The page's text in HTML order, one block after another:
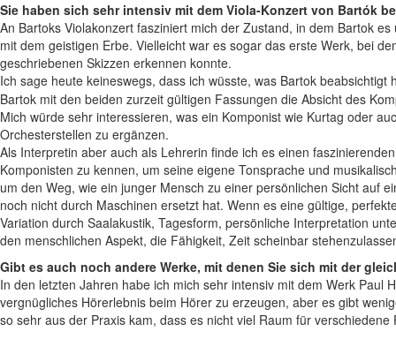
Sie haben sich sehr intensiv mit dem Viola-Konzert von Bartók
An Bartoks Violakonzert fasziniert mich der Zustand, in dem Bartok
mit dem geistigen Erbe. Vielleicht war es sogar das erste Werk, bei
geschriebenen Skizzen erkennen konnte.
Ich sage heute keineswegs, dass ich wüsste, was Bartok beabsichtigt
Bartok mit den beiden zurzeit gültigen Fassungen die Absicht des
Mich würde sehr interessieren, was ein Komponist wie Kurtag oder
Orchesterstellen zu ergänzen.
Als Interpretin aber auch als Lehrerin finde ich es einen
Komponisten zu kennen, um seine eigene Tonsprache und
um den Weg, wie ein junger Mensch zu einer persönlichen Sicht auf
noch nicht durch Maschinen ersetzt hat. Wenn es eine gültige,
Variation durch Saalakustik, Tagesform, persönliche Interpretation
den menschlichen Aspekt, die Fähigkeit, Zeit scheinbar
Gibt es auch noch andere Werke, mit denen Sie sich mit der
In den letzten Jahren habe ich mich sehr intensiv mit dem Werk
vergnügliches Hörerlebnis beim Hörer zu erzeugen, aber es gibt
so sehr aus der Praxis kam, dass es nicht viel Raum für